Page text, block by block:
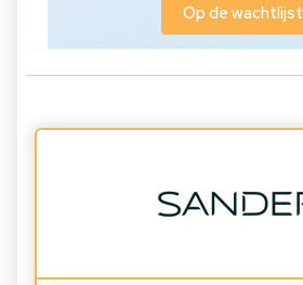
Op de wachtlijst